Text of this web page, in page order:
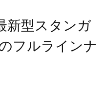
検索
型スタンガ
フルラインナ